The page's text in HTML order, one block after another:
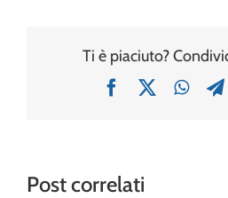
Ti è piaciuto?
Facebook
X
Post correlati